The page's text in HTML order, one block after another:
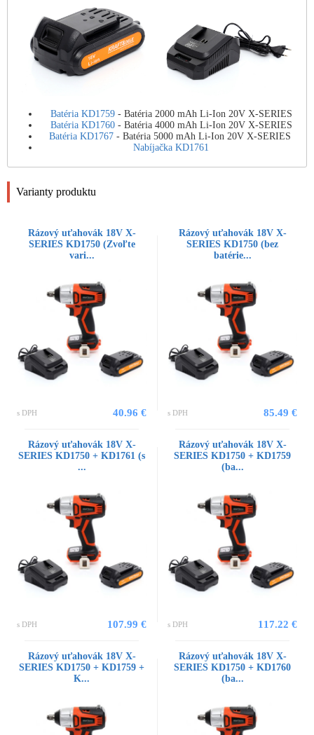
Batéria KD1759- Batéria 2000 mAh Li-Ion 20V X-SERIES
Batéria KD1760- Batéria 4000 mAh Li-Ion 20V X-SERIES
Batéria KD1767- Batéria 5000 mAh Li-Ion 20V X-SERIES
Nabíjačka KD1761
Varianty produktu
Rázový uťahovák 18V X-
SERIES KD1750 (Zvoľte
vari...
s DPH 40.96 €
Rázový uťahovák 18V X-
SERIES KD1750 (bez
batérie...
s DPH 85.49 €
Rázový uťahovák 18V X-
SERIES KD1750 + KD1761 (s
...
s DPH 107.99 €
Rázový uťahovák 18V X-
SERIES KD1750 + KD1759
(ba...
s DPH 117.22 €
Rázový uťahovák 18V X-
SERIES KD1750 + KD1759 +
K...
Rázový uťahovák 18V X-
SERIES KD1750 + KD1760
(ba...